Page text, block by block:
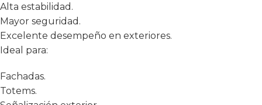
Alta estabilidad.
Mayor seguridad.
Excelente desempeño en exteriores.
Ideal para:
Fachadas.
Totems.